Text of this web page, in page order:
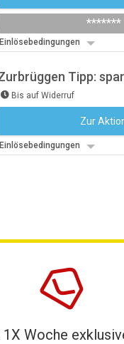
*******
Einlösebedingungen
Tipp:
Bis auf Widerruf
Zur
Einlösebedingungen
1X Woche